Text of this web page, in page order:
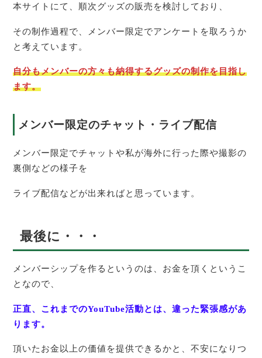
本サイトにて、順次グッズの販売を検討しており、
その制作過程で、メンバー限定でアンケートを取ろうか
と考えています。
自分もメンバーの方々も納得するグッズの制作を目指し
ます。
メンバー限定のチャット・ライブ配信
メンバー限定でチャットや私が海外に行った際や撮影の
裏側などの様子を
ライブ配信などが出来ればと思っています。
最後に・・・
メンバーシップを作るというのは、お金を頂くというこ
となので、
正直、これまでのYouTube活動とは、違った緊張感があ
ります。
頂いたお金以上の価値を提供できるかと、不安になりつ